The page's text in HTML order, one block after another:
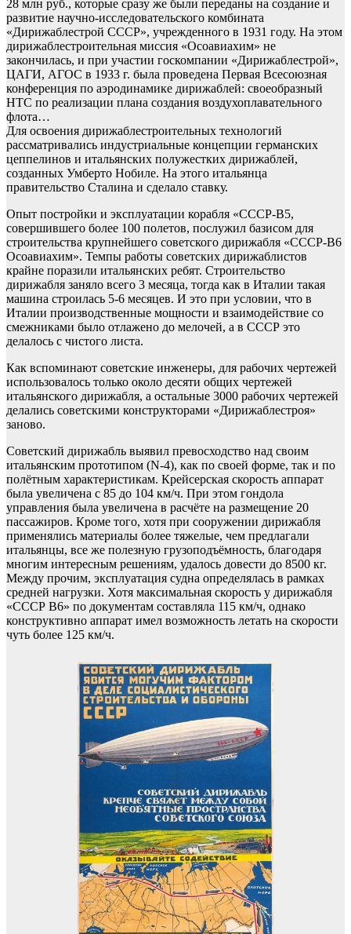
28 млн руб., которые сразу же были переданы на создание и
развитие научно-исследовательского комбината
«Дирижаблестрой СССР», учрежденного в 1931 году. На этом
дирижаблестроительная миссия «Осоавиахим» не
закончилась, и при участии госкомпании «Дирижаблестрой»,
ЦАГИ, АГОС в 1933 г. была проведена Первая Всесоюзная
конференция по аэродинамике дирижаблей: своеобразный
НТС по реализации плана создания воздухоплавательного
флота…
Для освоения дирижаблестроительных технологий
рассматривались индустриальные концепции германских
цеппелинов и итальянских полужестких дирижаблей,
созданных Умберто Нобиле. На этого итальянца
правительство Сталина и сделало ставку.
Опыт постройки и эксплуатации корабля «СССР-В5,
совершившего более 100 полетов, послужил базисом для
строительства крупнейшего советского дирижабля «СССР-В6
Осоавиахим». Темпы работы советских дирижаблистов
крайне поразили итальянских ребят. Строительство
дирижабля заняло всего 3 месяца, тогда как в Италии такая
машина строилась 5-6 месяцев. И это при условии, что в
Италии производственные мощности и взаимодействие со
смежниками было отлажено до мелочей, а в СССР это
делалось с чистого листа.
Как вспоминают советские инженеры, для рабочих чертежей
использовалось только около десяти общих чертежей
итальянского дирижабля, а остальные 3000 рабочих чертежей
делались советскими конструкторами «Дирижаблестроя»
заново.
Советский дирижабль выявил превосходство над своим
итальянским прототипом (N-4), как по своей форме, так и по
полётным характеристикам. Крейсерская скорость аппарат
была увеличена с 85 до 104 км/ч. При этом гондола
управления была увеличена в расчёте на размещение 20
пассажиров. Кроме того, хотя при сооружении дирижабля
применялись материалы более тяжелые, чем предлагали
итальянцы, все же полезную грузоподъёмность, благодаря
многим интересным решениям, удалось довести до 8500 кг.
Между прочим, эксплуатация судна определялась в рамках
средней нагрузки. Хотя максимальная скорость у дирижабля
«СССР В6» по документам составляла 115 км/ч, однако
конструктивно аппарат имел возможность летать на скорости
чуть более 125 км/ч.